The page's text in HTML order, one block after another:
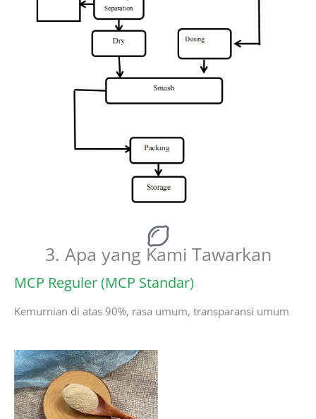
3. Apa yang Kami Tawarkan
MCP Reguler (MCP Standar)
Kemurnian di atas 90%, rasa umum, transparansi umum